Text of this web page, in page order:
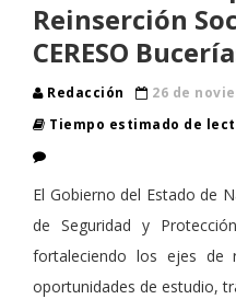
Reinserción
CERESO
Redacción
26 de
Tiempo estimado de
El Gobierno del Estado de
de Seguridad y
fortaleciendo los ejes de
oportunidades de estudio,